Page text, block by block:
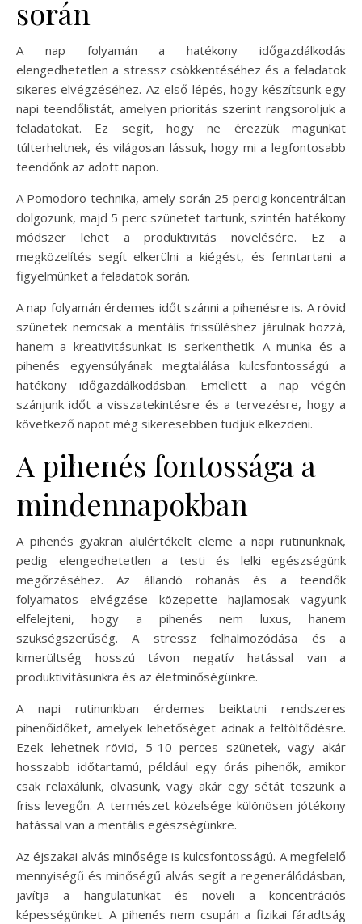
során
A nap folyamán a hatékony időgazdálkodás
elengedhetetlen a stressz csökkentéséhez és a feladatok
sikeres elvégzéséhez. Az első lépés, hogy készítsünk egy
napi teendőlistát, amelyen prioritás szerint rangsoroljuk a
feladatokat. Ez segít, hogy ne érezzük magunkat
túlterheltnek, és világosan lássuk, hogy mi a legfontosabb
teendőnk az adott napon.
A Pomodoro technika, amely során 25 percig koncentráltan
dolgozunk, majd 5 perc szünetet tartunk, szintén hatékony
módszer lehet a produktivitás növelésére. Ez a
megközelítés segít elkerülni a kiégést, és fenntartani a
figyelmünket a feladatok során.
A nap folyamán érdemes időt szánni a pihenésre is. A rövid
szünetek nemcsak a mentális frissüléshez járulnak hozzá,
hanem a kreativitásunkat is serkenthetik. A munka és a
pihenés egyensúlyának megtalálása kulcsfontosságú a
hatékony időgazdálkodásban. Emellett a nap végén
szánjunk időt a visszatekintésre és a tervezésre, hogy a
következő napot még sikeresebben tudjuk elkezdeni.
A pihenés fontossága a
mindennapokban
A pihenés gyakran alulértékelt eleme a napi rutinunknak,
pedig elengedhetetlen a testi és lelki egészségünk
megőrzéséhez. Az állandó rohanás és a teendők
folyamatos elvégzése közepette hajlamosak vagyunk
elfelejteni, hogy a pihenés nem luxus, hanem
szükségszerűség. A stressz felhalmozódása és a
kimerültség hosszú távon negatív hatással van a
produktivitásunkra és az életminőségünkre.
A napi rutinunkban érdemes beiktatni rendszeres
pihenőidőket, amelyek lehetőséget adnak a feltöltődésre.
Ezek lehetnek rövid, 5-10 perces szünetek, vagy akár
hosszabb időtartamú, például egy órás pihenők, amikor
csak relaxálunk, olvasunk, vagy akár egy sétát teszünk a
friss levegőn. A természet közelsége különösen jótékony
hatással van a mentális egészségünkre.
Az éjszakai alvás minősége is kulcsfontosságú. A megfelelő
mennyiségű és minőségű alvás segít a regenerálódásban,
javítja a hangulatunkat és növeli a koncentrációs
képességünket. A pihenés nem csupán a fizikai fáradtság